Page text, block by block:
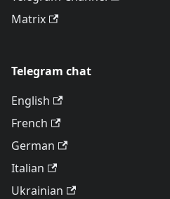
Matrix
Telegram chat
English
French
German
Italian
Ukrainian